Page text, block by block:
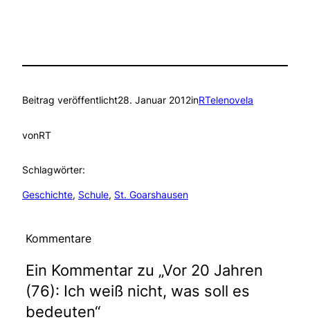
Beitrag veröffentlicht28. Januar 2012inRTelenovela
vonRT
Schlagwörter:
Geschichte, Schule, St. Goarshausen
Kommentare
Ein Kommentar zu „Vor 20 Jahren
(76): Ich weiß nicht, was soll es
bedeuten“